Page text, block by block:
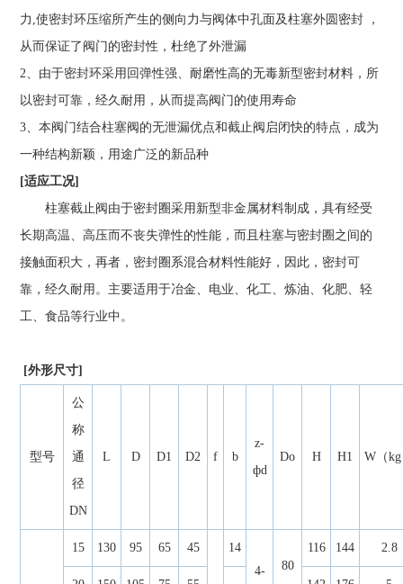
力 ,使密封环压缩所产生的侧向力与阀体中孔面及柱塞外圆密封 ，
从而保证了阀门的密封性，杜绝了外泄漏
2 、由于密封环采用回弹性强、耐磨性高的无毒新型密封材料，所
以密封可靠，经久耐用，从而提高阀门的使用寿命
3 、本阀门结合柱塞阀的无泄漏优点和截止阀启闭快的特点，成为
一种结构新颖，用途广泛的新品种
[适应工况]
柱塞截止阀由于密封圈采用新型非金属材料制成，具有经受
长期高温、高压而不丧失弹性的性能，而且柱塞与密封圈之间的
接触面积大，再者，密封圈系混合材料性能好，因此，密封可
靠，经久耐用。主要适用于冶金、电业、化工、炼油、化肥、轻
工、食品等行业中。
[外形尺寸]
型号
公
称
通
径
DN
L D D1 D2 f b
z-
фd
Do H H1 W（
15 130 95 65 45
14
4-
80
116 144 2.8